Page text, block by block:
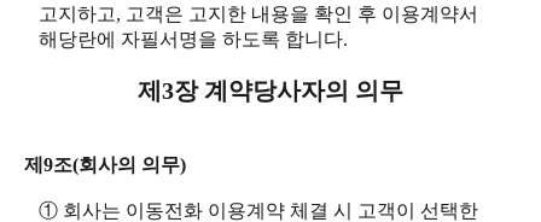
고지하고, 고객은 고지한 내용을 확인 후 이용계약서
해당란에 자필서명을 하도록 합니다.
제3장 계약당사자의 의무
제9조(회사의 의무)
① 회사는 이동전화 이용계약 체결 시 고객이 선택한